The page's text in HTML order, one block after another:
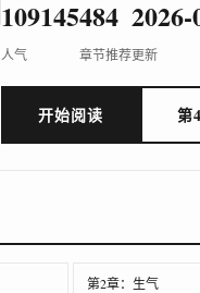
109145
人气
48
章节
4
推荐更新
开始阅读 第
第2章：生气